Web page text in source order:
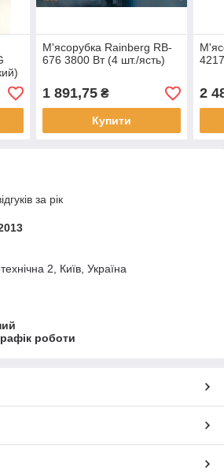
М'ясорубка Rainberg RB-
676 3800 Вт (4 шт./ясть)
1 891,75₴
Купити
2
за рік
2, Київ, Україна
роботи